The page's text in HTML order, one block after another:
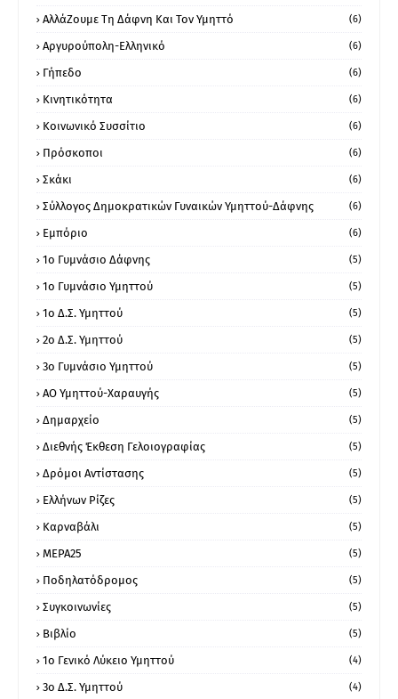
ΑλλάΖουμε Τη Δάφνη Και Τον Υμηττό (6)
Αργυρούπολη-Ελληνικό (6)
Γήπεδο (6)
Κινητικότητα (6)
Κοινωνικό Συσσίτιο (6)
Πρόσκοποι (6)
Σκάκι (6)
Σύλλογος Δημοκρατικών Γυναικών Υμηττού-Δάφνης (6)
Εμπόριο (6)
1ο Γυμνάσιο Δάφνης (5)
1ο Γυμνάσιο Υμηττού (5)
1ο Δ.Σ. Υμηττού (5)
2ο Δ.Σ. Υμηττού (5)
3ο Γυμνάσιο Υμηττού (5)
ΑΟ Υμηττού-Χαραυγής (5)
Δημαρχείο (5)
Διεθνής Έκθεση Γελοιογραφίας (5)
Δρόμοι Αντίστασης (5)
Ελλήνων Ρίζες (5)
Καρναβάλι (5)
ΜΕΡΑ25 (5)
Ποδηλατόδρομος (5)
Συγκοινωνίες (5)
Βιβλίο (5)
1ο Γενικό Λύκειο Υμηττού (4)
3ο Δ.Σ. Υμηττού (4)